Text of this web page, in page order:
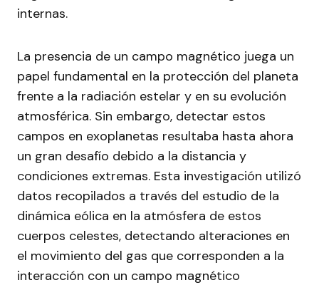
internas.
La presencia de un campo magnético juega un
papel fundamental en la protección del planeta
frente a la radiación estelar y en su evolución
atmosférica. Sin embargo, detectar estos
campos en exoplanetas resultaba hasta ahora
un gran desafío debido a la distancia y
condiciones extremas. Esta investigación utilizó
datos recopilados a través del estudio de la
dinámica eólica en la atmósfera de estos
cuerpos celestes, detectando alteraciones en
el movimiento del gas que corresponden a la
interacción con un campo magnético